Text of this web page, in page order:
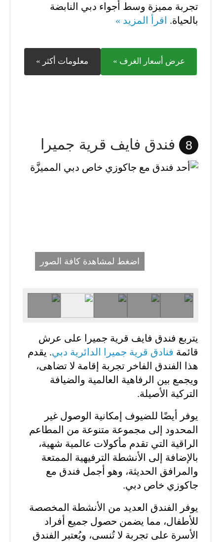
تجربة مميزة وسط أجواء دبي النابضة
بالحياة.
اقرأ المزيد »
عرض أسعار الغرف » معلومات أكثر »
8 فندق فايف قرية جميرا
اضغط لمشاهدة كافة الصور
يتربع فندق فايف قرية جميرا على عرش
قائمة فنادق قرية جميرا الدائرية دبي. يقدم
هذا الفندق الفاخر تجربة إقامة لا تضاهى،
ويجمع بين الرفاهية العالمية والضيافة
التركية الأصيلة.
يوفر أيضًا للضيوف إمكانية الوصول غير
المحدود إلى مجموعة متنوعة من المطاعم
الراقية التي تقدم مأكولات عالمية شهية،
بالإضافة إلى الأنشطة الترفيهية الممتعة
والمرافق الحديثة، وهو أجمل فندق مع
جاكوزي خاص دبي.
يوفر الفندق العديد من الأنشطة المخصصة
للأطفال، مما يضمن حصول جميع أفراد
الأسرة على تجربة لا تُنسى، ويُعتبر الفندق